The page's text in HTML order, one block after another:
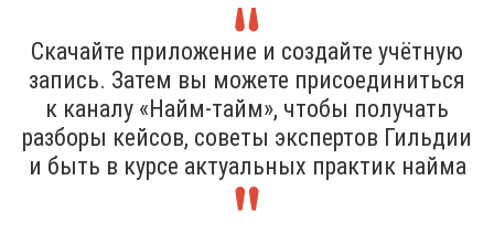
Скачайте приложение и создайте учётную
запись. Затем вы можете присоединиться
к каналу «Найм-тайм», чтобы получать
разборы кейсов, советы экспертов Гильдии
и быть в курсе актуальных практик найма